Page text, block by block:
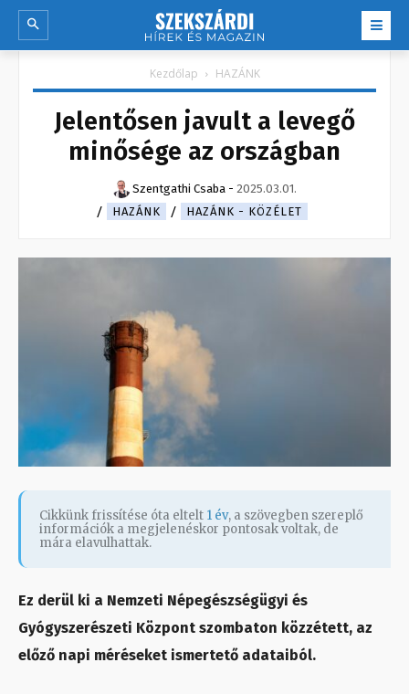
Kezdőlap HAZÁNK
Jelentősen javult a levegő
minősége az országban
Szentgathi Csaba - 2025.03.01.
HAZÁNK
HAZÁNK - KÖZÉLET
Cikkünk frissítése óta eltelt 1 év, a szövegben szereplő
információk a megjelenéskor pontosak voltak, de
mára elavulhattak.
Ez derül ki a Nemzeti Népegészségügyi és
Gyógyszerészeti Központ szombaton közzétett, az
előző napi méréseket ismertető adataiból.